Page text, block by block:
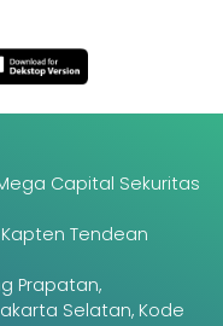
Capital Sekuritas
Tendean
Prapatan,
Selatan, Kode